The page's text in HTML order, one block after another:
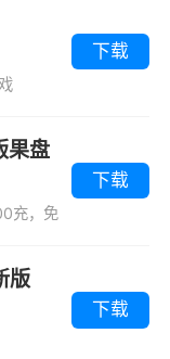
下载
果盘
充，免
下载
版
下载